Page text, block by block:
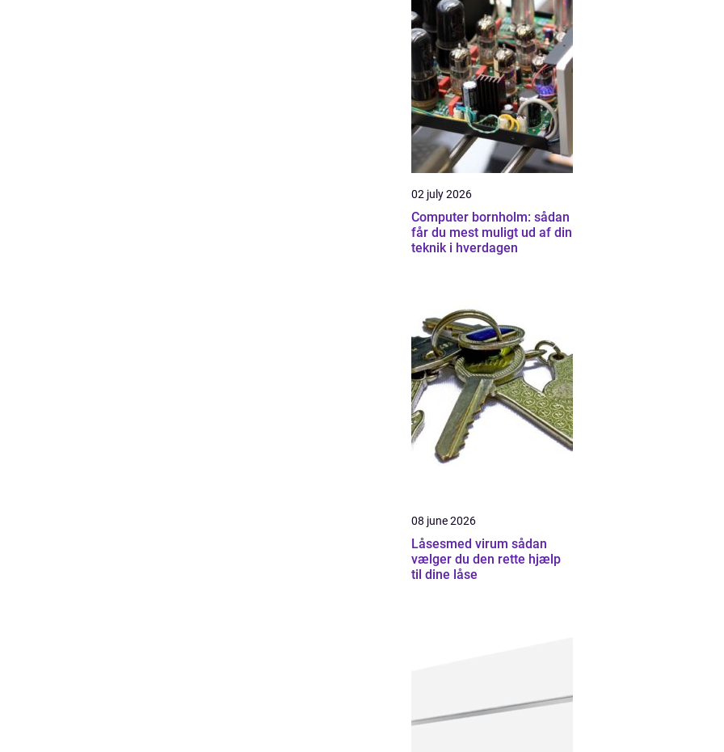
02 july 2026
Computer bornholm: sådan
får du mest muligt ud af din
teknik i hverdagen
08 june 2026
Låsesmed virum sådan
vælger du den rette hjælp
til dine låse